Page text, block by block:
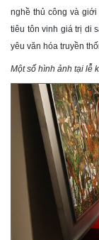
nghề thủ công và
tiêu tôn vinh giá trị di
yêu văn hóa truyền
Một số hình ảnh tại lễ